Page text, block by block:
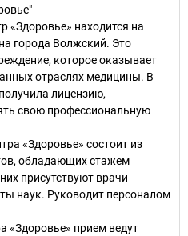
«Здоровье» находится на
города Волжский. Это
которое оказывает
отраслях медицины. В
лицензию,
свою профессиональную
«Здоровье» состоит из
обладающих стажем
присутствуют врачи
наук. Руководит персоналом
«Здоровье» прием ведут